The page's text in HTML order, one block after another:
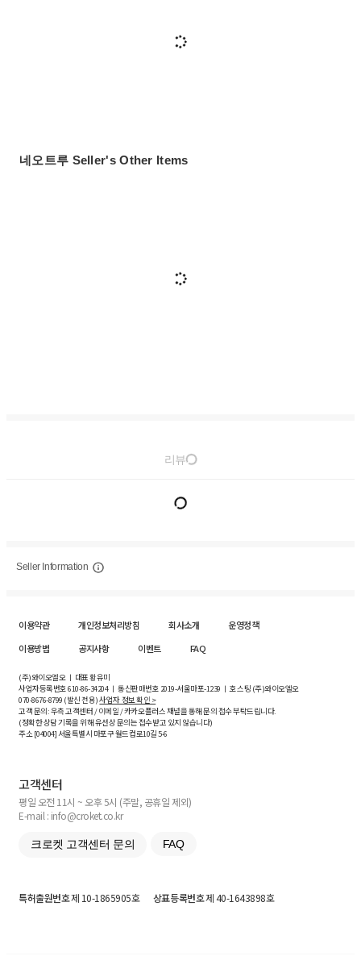
네오트루 Seller's Other Items
리뷰
Seller Information
이용약관 개인정보처리방침 회사소개
운영정책
이용방법
공지사항 이벤트 FAQ
(주)와이오엘오 ㅣ 대표 황유미
사업자등록번호610-86-34204ㅣ 통신판매번호 2019-서울마포-1239 ㅣ 호스팅 (주)와이오엘오
070-8676-8799 (발신 전용)사업자 정보 확인 >
고객 문의: 우측 고객센터 / 이메일 / 카카오플러스 채널을 통해 문의 접수 부탁드립니다.
(정확한 상담 기록을 위해 유선상 문의는 접수받고 있지 않습니다)
주소 [04004] 서울특별시 마포구 월드컵로10길5-6
고객센터
평일 오전 11시 ~ 오후 5시 (주말, 공휴일 제외)
E-mail : info@croket.co.kr
크로켓 고객센터 문의 FAQ
특허출원번호제 10-1865905호 상표등록번호제 40-1643898호